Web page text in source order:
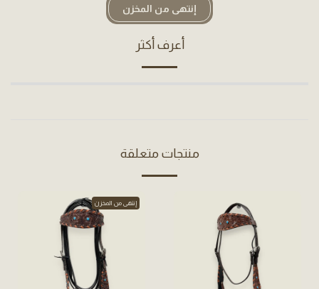
إنتهى من المخزن
أعرف أكثر
منتجات متعلقة
إنتهى من المخزن